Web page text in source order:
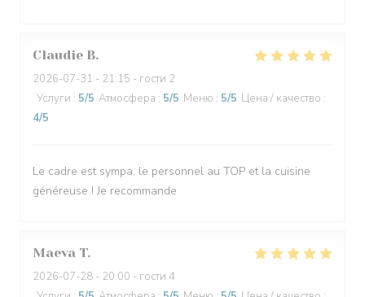
Claudie B
2026-07-31 - 21:15 - гости 2
Услуги : 5/5 Атмосфера : 5/5 Меню : 5/5 Цена / качество :
4/5
Le cadre est sympa, le personnel au TOP et la cuisine
généreuse ! Je recommande
Maeva T
2026-07-28 - 20:00 - гости 4